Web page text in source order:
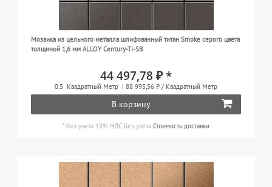
Мозаика из цельного металла шлифованный титан Smoke серого цвета
толщиной 1,6 мм ALLOY Century-Ti-SB
44 497,78 ₽ *
0.5 Квадратный Метр | 88 995,56 ₽ / Квадратный Метр
В корзину
*без учета 19% НДС без учета Стоимость доставки